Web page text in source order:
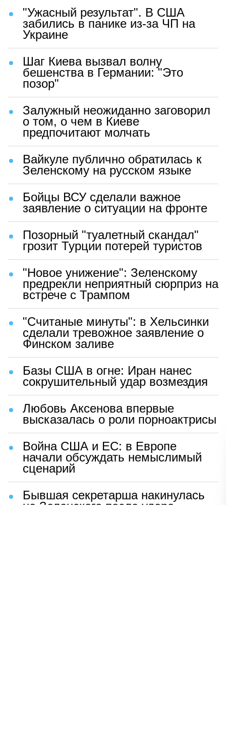
"Ужасный результат". В США
забились в панике из-за ЧП на
Украине
Шаг Киева вызвал волну
бешенства в Германии: "Это
позор"
Залужный неожиданно заговорил
о том, о чем в Киеве
предпочитают молчать
Вайкуле публично обратилась к
Зеленскому на русском языке
Бойцы ВСУ сделали важное
заявление о ситуации на фронте
Позорный "туалетный скандал"
грозит Турции потерей туристов
"Новое унижение": Зеленскому
предрекли неприятный сюрприз на
встрече с Трампом
"Считаные минуты": в Хельсинки
сделали тревожное заявление о
Финском заливе
Базы США в огне: Иран нанес
сокрушительный удар возмездия
Любовь Аксенова впервые
высказалась о роли порноактрисы
Война США и ЕС: в Европе
начали обсуждать немыслимый
сценарий
Бывшая секретарша накинулась
на Зеленского после удара